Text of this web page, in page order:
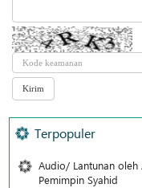
Terpopuler
Audio/ Lantunan
Pemimpin Syahid